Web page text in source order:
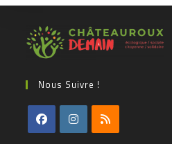
Nous Suivre !